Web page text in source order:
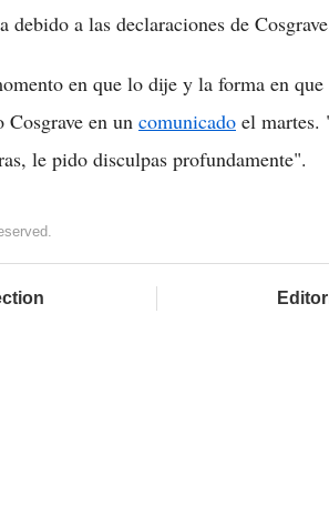
debido a las declaraciones de
en que lo dije y la forma en que
en un comunicado el martes.
le pido disculpas profundamente".